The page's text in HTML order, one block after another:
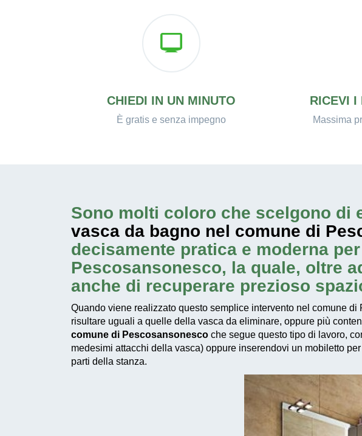
CHIEDI IN UN MINUTO
È gratis e senza impegno
RICEVI I
Massima
Sono molti coloro che scelgono di
vasca da bagno nel comune di
decisamente pratica e moderna
Pescosansonesco, la quale, oltre
anche di recuperare prezioso
Quando viene realizzato questo semplice intervento nel comune di
risultare uguali a quelle della vasca da eliminare, oppure più
comune di Pescosansonesco che segue questo tipo di lavoro,
medesimi attacchi della vasca) oppure inserendovi un mobiletto
parti della stanza.